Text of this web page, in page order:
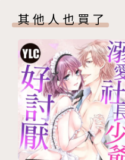
其他人也買了